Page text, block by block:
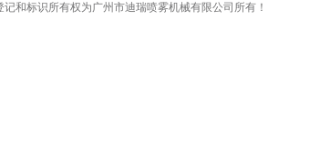
记和标识所有权为广州市迪瑞喷雾机械有限公司所有！